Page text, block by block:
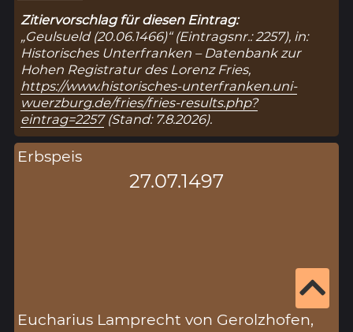
Zitiervorschlag für diesen Eintrag:
„Geulsueld (20.06.1466)“ (Eintragsnr.: 2257), in:
Historisches Unterfranken – Datenbank zur
Hohen Registratur des Lorenz Fries,
https://www.historisches-unterfranken.uni-
wuerzburg.de/fries/fries-results.php?
eintrag=2257(Stand: 7.8.2026).
Erbspeis
27.07.1497
Eucharius Lamprecht von Gerolzhofen,